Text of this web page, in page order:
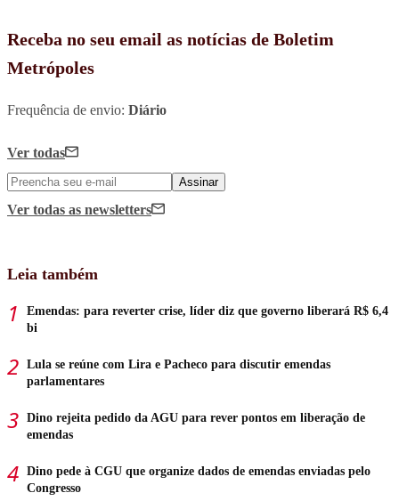
Receba no seu email as notícias de Boletim
Metrópoles
Frequência de envio: Diário
Ver todas
Assinar
Ver todas as newsletters
Leia também
Emendas: para reverter crise, líder diz que governo liberará R$ 6,4
bi
Lula se reúne com Lira e Pacheco para discutir emendas
parlamentares
Dino rejeita pedido da AGU para rever pontos em liberação de
emendas
Dino pede à CGU que organize dados de emendas enviadas pelo
Congresso